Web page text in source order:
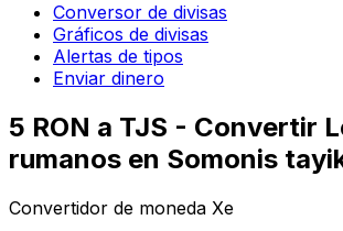
Conversor de divisas
Gráficos de divisas
Alertas de tipos
Enviar dinero
5 RON a TJS - Convertir
rumanos en Somonis
Convertidor de moneda Xe